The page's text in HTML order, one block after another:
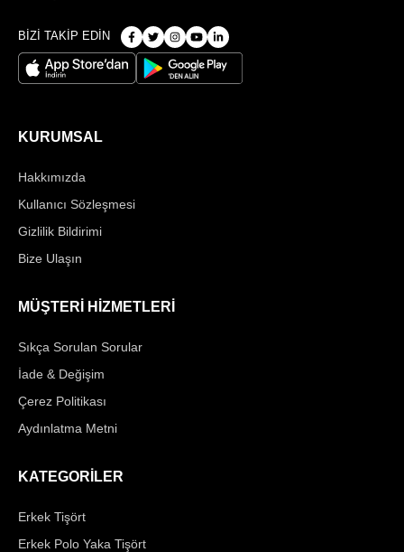
BİZİ TAKİP EDİN
KURUMSAL
Hakkımızda
Kullanıcı Sözleşmesi
Gizlilik Bildirimi
Bize Ulaşın
MÜŞTERİ HİZMETLERİ
Sıkça Sorulan Sorular
İade & Değişim
Çerez Politikası
Aydınlatma Metni
KATEGORİLER
Erkek Tişört
Erkek Polo Yaka Tişört